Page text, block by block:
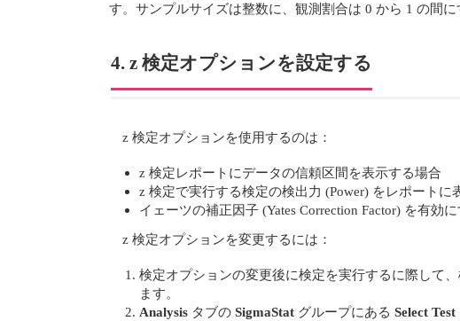
す。サンプルサイズは整数に、観測割合は 0 から 1 の間に
4. z 検定オプションを設定する
z 検定オプションを使用するのは：
z 検定レポートにデータの信頼区間を表示する場合
z 検定で実行する検定の検出力 (Power) をレポートに
イェーツの補正因子 (Yates Correction Factor) を有効
z 検定オプションを変更するには：
検定オプションの変更後に検定を実行するに際して
ます。
Analysis タブの SigmaStat グループにある Select Test